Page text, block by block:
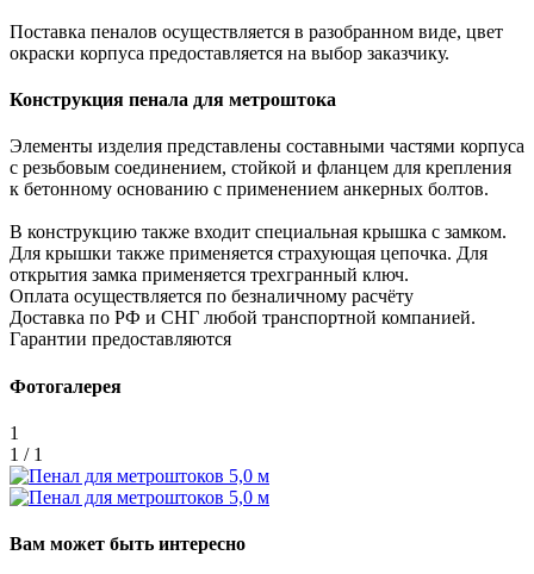
Поставка пеналов осуществляется в разобранном виде, цвет
окраски корпуса предоставляется на выбор заказчику.
Конструкция пенала для метроштока
Элементы изделия представлены составными частями корпуса
с резьбовым соединением, стойкой и фланцем для крепления
к бетонному основанию с применением анкерных болтов.
В конструкцию также входит специальная крышка с замком.
Для крышки также применяется страхующая цепочка. Для
открытия замка применяется трехгранный ключ.
Оплата осуществляется по безналичному расчёту
Доставка по РФ и СНГ любой транспортной компанией.
Гарантии предоставляются
Фотогалерея
1
1 / 1
Вам может быть интересно